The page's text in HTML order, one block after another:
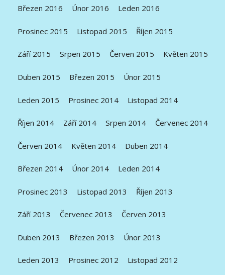
Březen 2016 Únor 2016 Leden 2016
Prosinec 2015 Listopad 2015 Říjen 2015
Září 2015 Srpen 2015 Červen 2015 Květen 2015
Duben 2015 Březen 2015 Únor 2015
Leden 2015 Prosinec 2014 Listopad 2014
Říjen 2014 Září 2014 Srpen 2014 Červenec 2014
Červen 2014 Květen 2014 Duben 2014
Březen 2014 Únor 2014 Leden 2014
Prosinec 2013 Listopad 2013 Říjen 2013
Září 2013 Červenec 2013 Červen 2013
Duben 2013 Březen 2013 Únor 2013
Leden 2013 Prosinec 2012 Listopad 2012